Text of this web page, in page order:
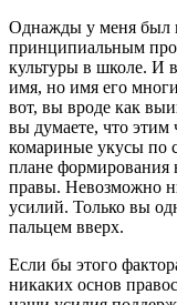
Однажды у меня был
принципиальным
культуры в школе. И
имя, но имя его
вот, вы вроде как
вы думаете, что этим
комариные укусы по
плане формирования
правы. Невозможно
усилий. Только вы
пальцем вверх.
Если бы этого
никаких основ